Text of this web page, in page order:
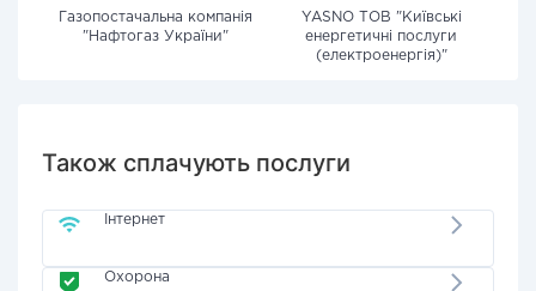
Газопостачальна компанія
"Нафтогаз України"
YASNO ТОВ "Київські
енергетичні послуги
(електроенергія)"
Також сплачують послуги
Інтернет
Охорона